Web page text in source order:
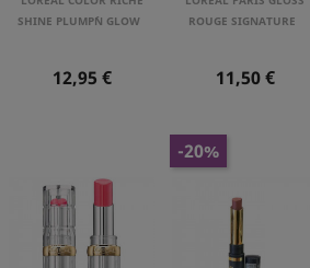
SHINE PLUMP´N GLOW
Precio
12,95 €
ROUGE SIGNATURE
Precio
11,50 €
-20%